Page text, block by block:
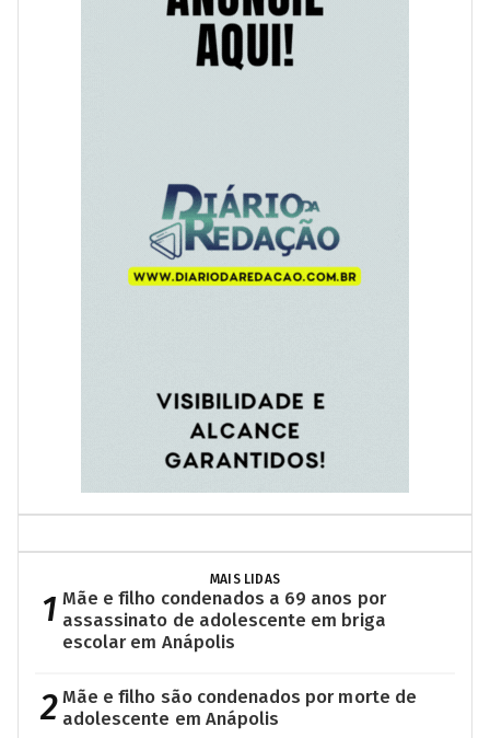
MAIS LIDAS
1 Mãe e filho condenados a 69 anos por
assassinato de adolescente em briga
escolar em Anápolis
2 Mãe e filho são condenados por morte de
adolescente em Anápolis